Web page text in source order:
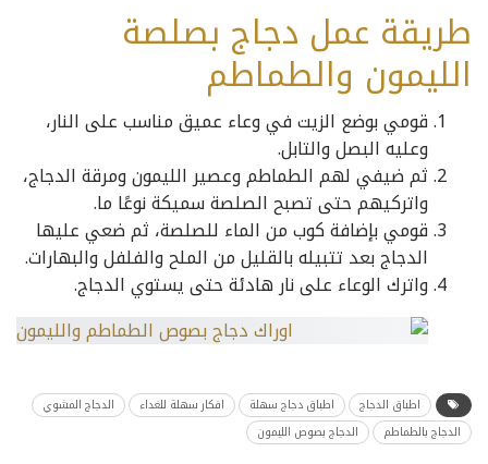
طريقة عمل دجاج بصلصة
الليمون والطماطم
قومي بوضع الزيت في وعاء عميق مناسب على النار،
وعليه البصل والتابل.
ثم ضيفي لهم الطماطم وعصير الليمون ومرقة الدجاج،
واتركيهم حتى تصبح الصلصة سميكة نوعًا ما.
قومي بإضافة كوب من الماء للصلصة، ثم ضعي عليها
الدجاج بعد تتبيله بالقليل من الملح والفلفل والبهارات.
واترك الوعاء على نار هادئة حتى يستوي الدجاج.
اطباق الدجاج اطباق دجاج سهلة افكار سهلة للغداء
الدجاج المشوي
الدجاج بالطماطم
الدجاج بصوص الليمون